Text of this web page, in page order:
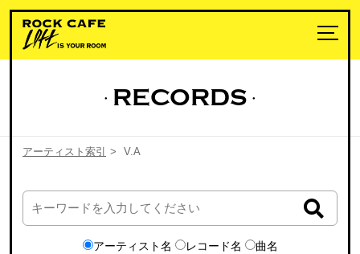
RECORDS
アーティスト索引 > V.A
アーティスト名 レコード名 曲名